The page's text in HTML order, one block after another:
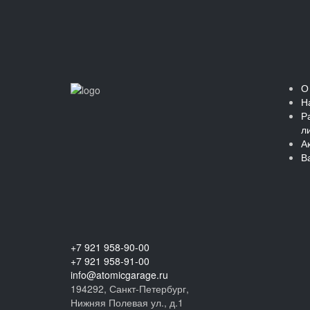
О
+7 921 958-90-00
+7 921 958-91-00
info@atomicgarage.ru
194292, Санкт-Петербург,
Нижняя Полевая ул., д.1